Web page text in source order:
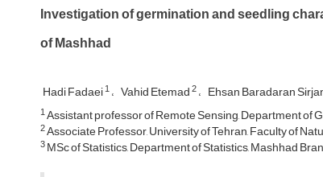
Investigation of germination and seedling
of Mashhad
Hadi Fadaei1 Vahid Etemad2 Ehsan Baradaran
1Assistant professor of Remote Sensing, Department of
2Associate Professor, University of Tehran, Faculty of
3MSc of Statistics, Department of Statistics, Mashhad